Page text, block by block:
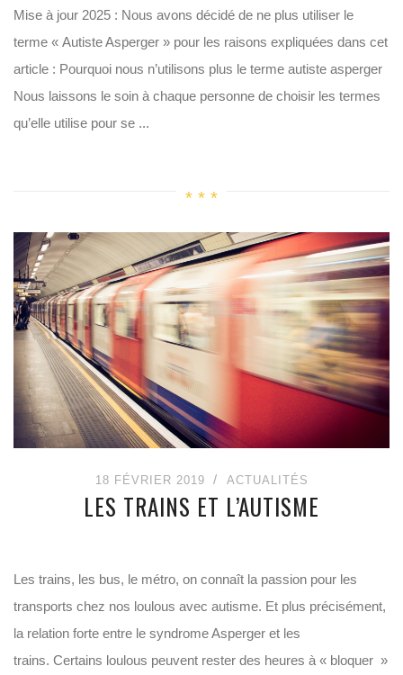
Mise à jour 2025 : Nous avons décidé de ne plus utiliser le
terme « Autiste Asperger » pour les raisons expliquées dans cet
article : Pourquoi nous n’utilisons plus le terme autiste asperger
Nous laissons le soin à chaque personne de choisir les termes
qu’elle utilise pour se ...
18 FÉVRIER 2019 ACTUALITÉS
LES TRAINS ET L’AUTISME
Les trains, les bus, le métro, on connaît la passion pour les
transports chez nos loulous avec autisme. Et plus précisément,
la relation forte entre le syndrome Asperger et les
trains. Certains loulous peuvent rester des heures à « bloquer »